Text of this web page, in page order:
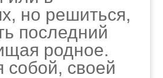
но решиться,
последний
родное.
собой, своей